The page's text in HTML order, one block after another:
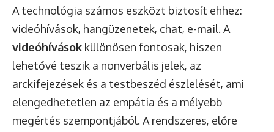
A technológia számos eszközt biztosít ehhez:
videóhívások, hangüzenetek, chat, e-mail. A
videóhívások különösen fontosak, hiszen
lehetővé teszik a nonverbális jelek, az
arckifejezések és a testbeszéd észlelését, ami
elengedhetetlen az empátia és a mélyebb
megértés szempontjából. A rendszeres, előre